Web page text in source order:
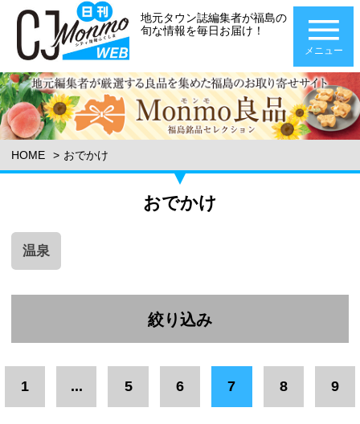
地元タウン誌編集者が福島の
旬な情報を毎日お届け！
メニュー
HOME おでかけ
おでかけ
温泉
絞り込み
エリア
いわき市 浜通りエリア 浪江町
1 ... 5 6 7 8 9